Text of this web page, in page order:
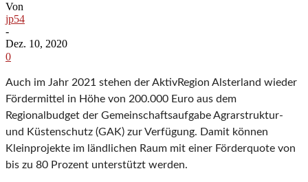
Von
jp54
-
Dez. 10, 2020
0
Auch im Jahr 2021 stehen der AktivRegion Alsterland wieder
Fördermittel in Höhe von 200.000 Euro aus dem
Regionalbudget der Gemeinschaftsaufgabe Agrarstruktur-
und Küstenschutz (GAK) zur Verfügung. Damit können
Kleinprojekte im ländlichen Raum mit einer Förderquote von
bis zu 80 Prozent unterstützt werden.